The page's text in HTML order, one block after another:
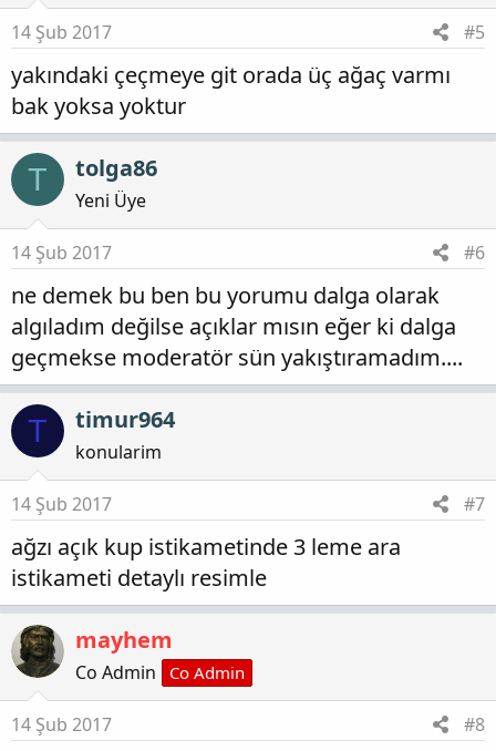
14 Şub 2017 #5
yakındaki çeçmeye git orada üç ağaç varmı
bak yoksa yoktur
T tolga86
Yeni Üye
14 Şub 2017 #6
ne demek bu ben bu yorumu dalga olarak
algıladım değilse açıklar mısın eğer ki dalga
geçmekse moderatör sün yakıştıramadım....
T timur964
konularim
14 Şub 2017 #7
ağzı açık kup istikametinde 3 leme ara
istikameti detaylı resimle
mayhem
Co Admin Co Admin
14 Şub 2017 #8